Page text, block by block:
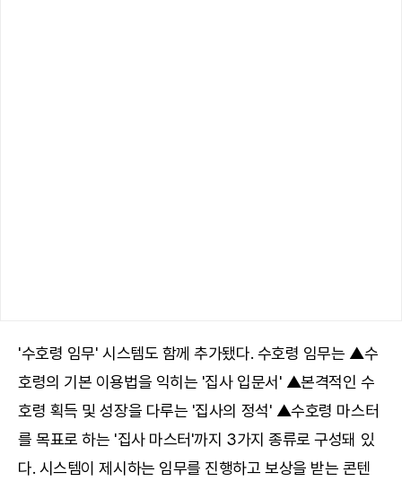
'수호령 임무' 시스템도 함께 추가됐다. 수호령 임무는 ▲수
호령의 기본 이용법을 익히는 '집사 입문서' ▲본격적인 수
호령 획득 및 성장을 다루는 '집사의 정석' ▲수호령 마스터
를 목표로 하는 '집사 마스터'까지 3가지 종류로 구성돼 있
다. 시스템이 제시하는 임무를 진행하고 보상을 받는 콘텐